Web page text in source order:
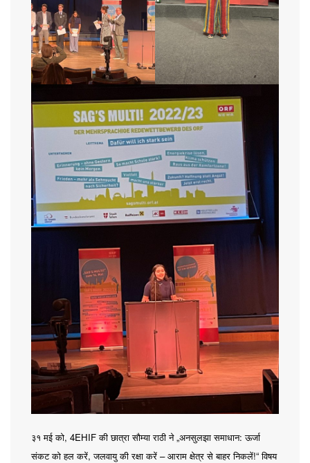
३१ मई को, 4EHIFकी छात्रा सौम्या राठी ने„अनसुलझा समाधान:ऊर्जा
संकट को हल करें,जलवायु की रक्षा करें – आराम क्षेत्र से बाहर निकलें!“विषय